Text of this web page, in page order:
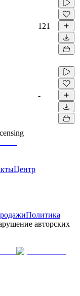
121
-
Центр
Политика
авторских